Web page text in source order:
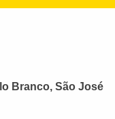
Branco, São José